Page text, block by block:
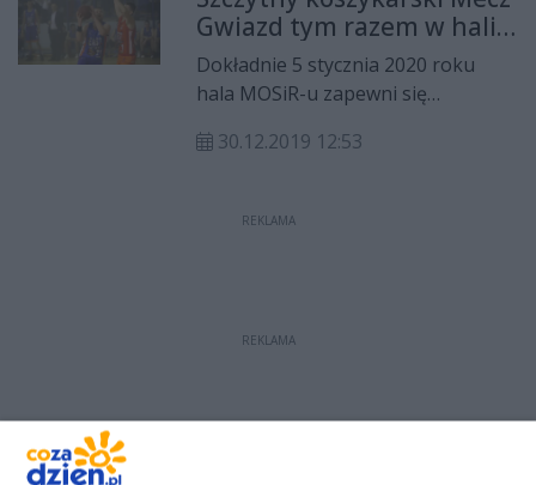
Gwiazd tym razem w hali
MOSiR-u
Dokładnie 5 stycznia 2020 roku
hala MOSiR-u zapewni się
odbędzie się koszykarski Mecz
kontra East.
30.12.2019 12:53
REKLAMA
REKLAMA